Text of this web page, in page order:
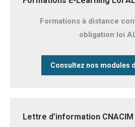
Formations à distance
obligation loi
Consultez nos modules
Lettre d’information CNACIM